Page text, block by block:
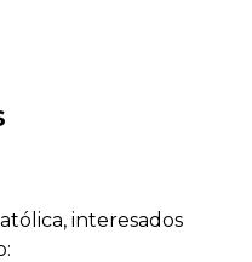
interesados